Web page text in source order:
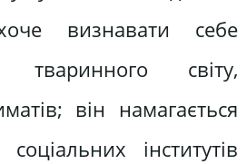
визнавати себе
світу,
він намагається
інститутів